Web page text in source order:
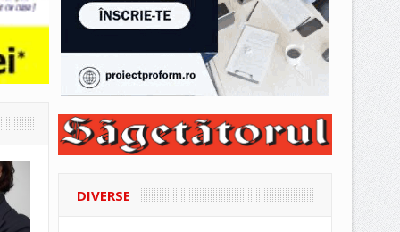
DIVERSE